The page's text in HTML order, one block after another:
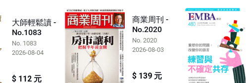
大師輕鬆讀 -
No.1083
No. 1083
2026-08-04
$ 112 元
商業周刊 -
No.2020
No. 2020
2026-08-03
$ 139 元